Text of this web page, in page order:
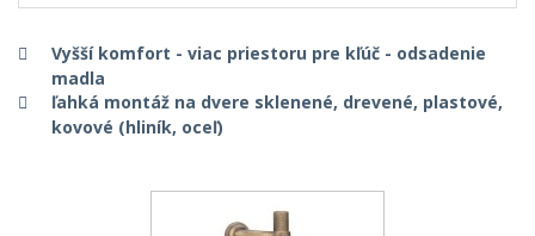
Vyšší komfort - viac priestoru pre kľúč - odsadenie
madla
ľahká montáž na dvere sklenené, drevené, plastové,
kovové (hliník, oceľ)